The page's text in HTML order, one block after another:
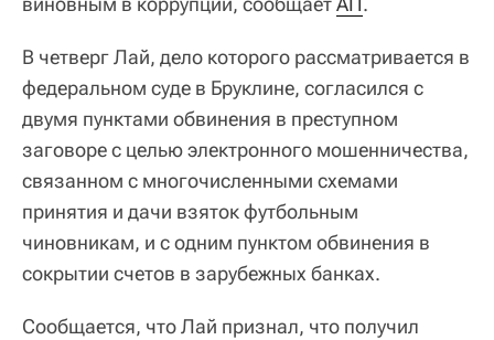
В четверг Лай, дело которого рассматривается в
федеральном суде в Бруклине, согласился с
двумя пунктами обвинения в преступном
заговоре с целью электронного мошенничества,
связанном с многочисленными схемами
принятия и дачи взяток футбольным
чиновникам, и с одним пунктом обвинения в
сокрытии счетов в зарубежных банках.
Сообщается, что Лай признал, что получил